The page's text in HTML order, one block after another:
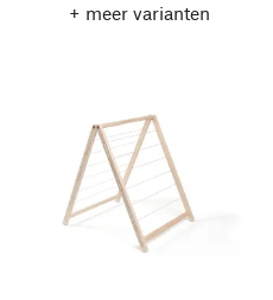
+ meer varianten